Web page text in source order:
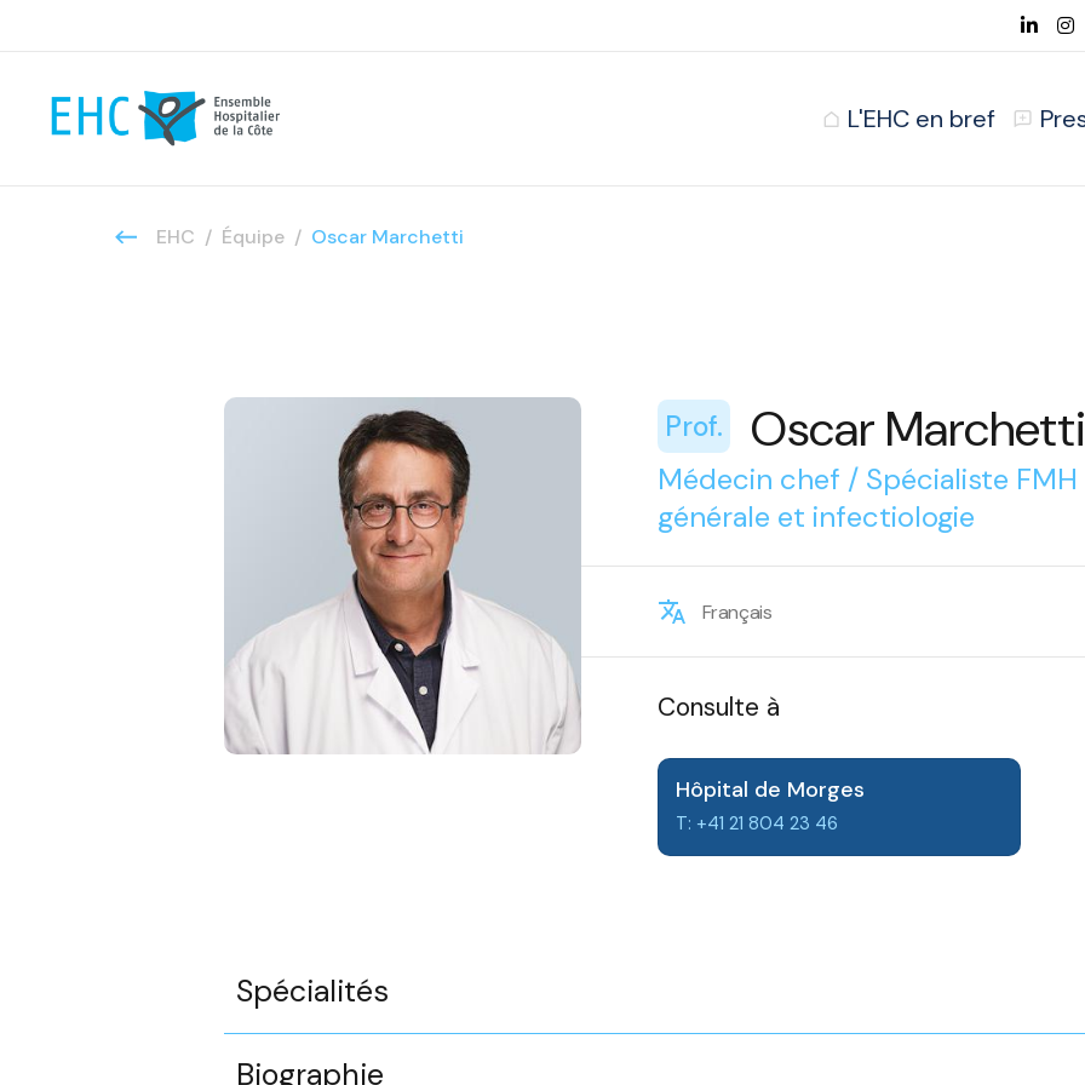
L'EHC en bref
EHC Équipe Oscar Marchetti
Prof. Oscar Marchetti
Médecin chef / Spécialiste
générale et infectiologie
Français
Consulte à
Hôpital de Morges
T: +41 21 804 23 46
Spécialités
Biographie